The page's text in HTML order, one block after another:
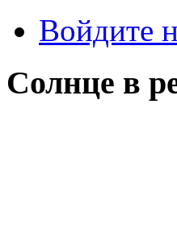
Войдите
Солнце в